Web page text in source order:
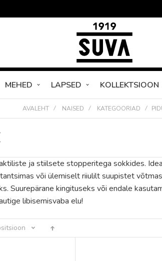
MEHED LAPSED KOLLEKTSIOON
AVALEHT NAISED KATEGOORIAD
ja stiilsete stopperitega sokkides.
või ülemiselt riiulilt suupistet
Suurepärane kingituseks või endale
libisemisvaba elu!